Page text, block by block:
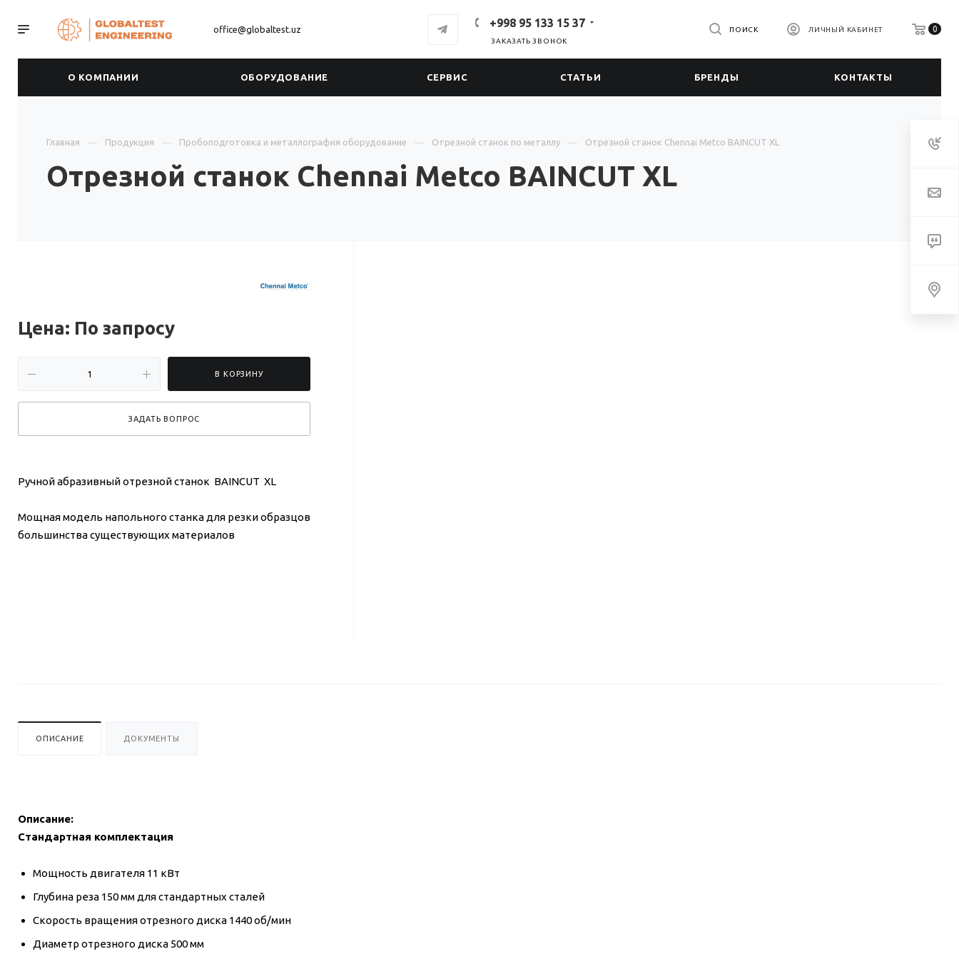
office@globaltest.uz +998 95 133 15 37
ЗАКАЗАТЬ ЗВОНОК
0
ЛИЧНЫЙ КАБИНЕТ
ПОИСК
О КОМПАНИИ ОБОРУДОВАНИЕ СЕРВИС СТАТЬИ БРЕНДЫ КОНТАКТЫ
Главная Продукция Пробоподготовка и металлография оборудование Отрезной станок по металлу Отрезной станок Chennai Metco BAINCUT XL
Отрезной станок Chennai Metco BAINCUT XL
Цена: По запросу
В КОРЗИНУ
ЗАДАТЬ ВОПРОС
Ручной абразивный отрезной станок BAINCUT XL
Мощная модель напольного станка для резки образцов
большинства существующих материалов
ОПИСАНИЕ ДОКУМЕНТЫ
Описание:
Стандартная комплектация
Мощность двигателя 11 кВт
Глубина реза 150 мм для стандартных сталей
Скорость вращения отрезного диска 1440 об/мин
Диаметр отрезного диска 500 мм